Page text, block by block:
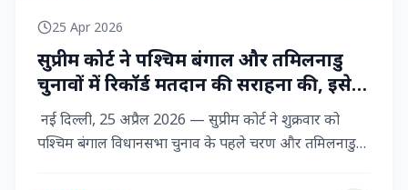
25 Apr 2026
सुप्रीम कोर्ट ने पश्चिम बंगाल और तमिलनाडु
चुनावों में रिकॉर्ड मतदान की सराहना की, इसे
नागरिक शक्ति का प्रदर्शन बताया
नई दिल्ली, 25 अप्रैल 2026 — सुप्रीम कोर्ट ने शुक्रवार को
पश्चिम बंगाल विधानसभा चुनाव के पहले चरण और तमिलनाडु